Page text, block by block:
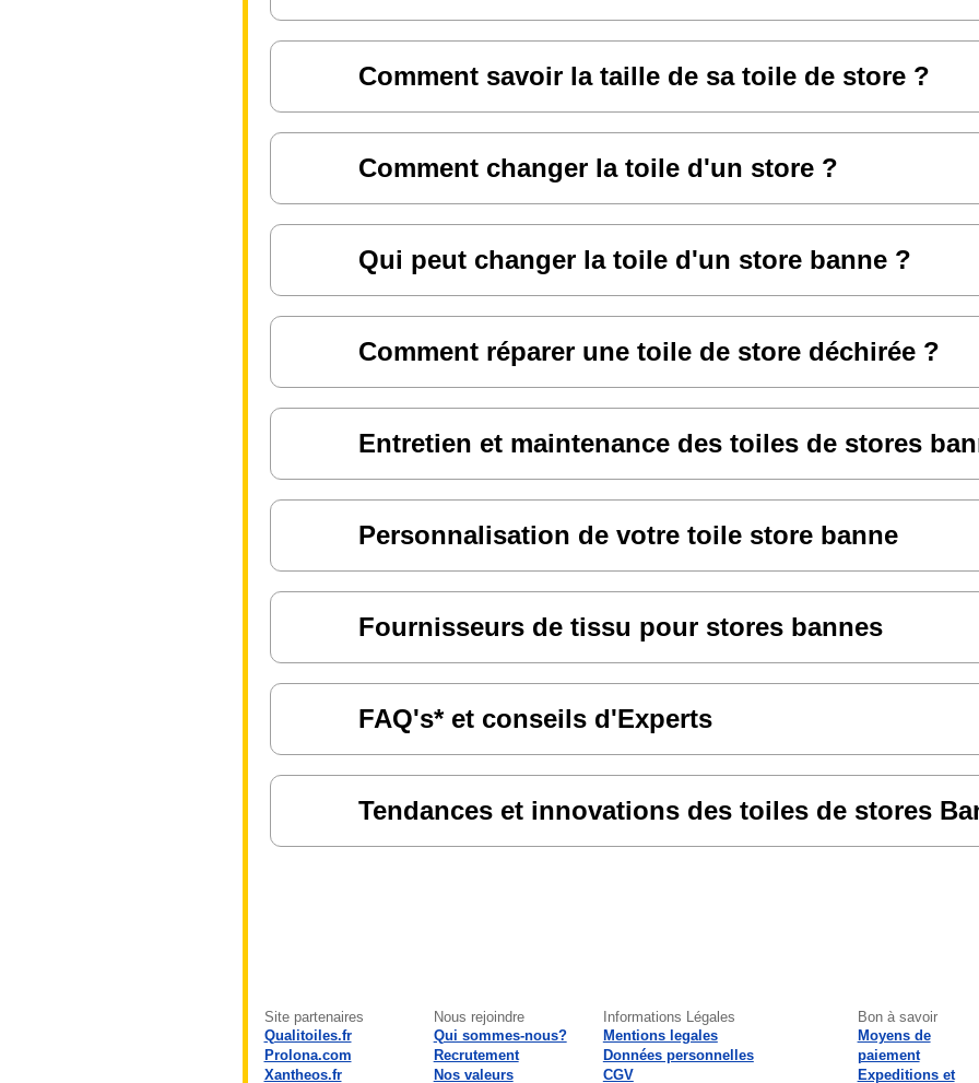
Comment savoir la taille de sa toile de store ?
Comment changer la toile d'un store ?
Qui peut changer la toile d'un store banne ?
Comment réparer une toile de store déchirée ?
Entretien et maintenance des toiles de stores
Personnalisation de votre toile store banne
Fournisseurs de tissu pour stores bannes
FAQ's* et conseils d'Experts
Tendances et innovations des toiles de stores
Site partenaires
Qualitoiles.fr
Prolona.com
Xantheos.fr
Nous rejoindre
Qui sommes-nous?
Recrutement
Nos valeurs
Informations Légales
Mentions legales
Données personnelles
CGV
Bon à savoir
Moyens de
paiement
Expeditions et